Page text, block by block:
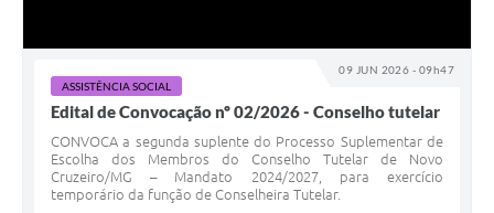
09 JUN 2026 - 09h47
ASSISTÊNCIA SOCIAL
Edital de Convocação nº 02/2026 - Conselho tutelar
CONVOCA a segunda suplente do Processo Suplementar de
Escolha dos Membros do Conselho Tutelar de Novo
Cruzeiro/MG – Mandato 2024/2027, para exercício
temporário da função de Conselheira Tutelar.